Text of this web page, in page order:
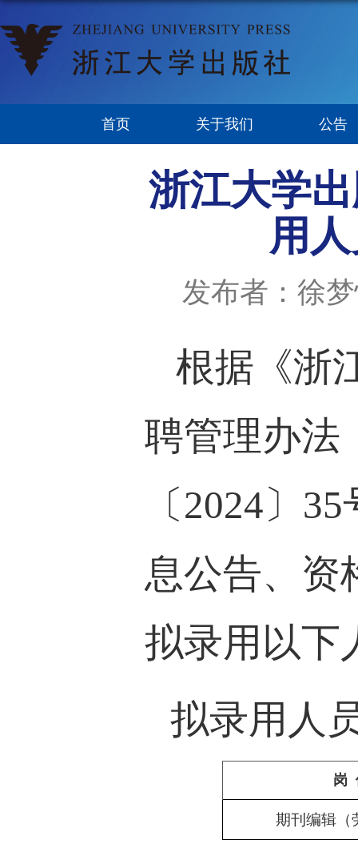
首页 关于我们 公告
浙江大学
用
发布者：徐
根据《浙
聘管理办法
〔 2024 〕 35
息公告、资
拟录用以下
拟录用人
岗
期刊编辑（